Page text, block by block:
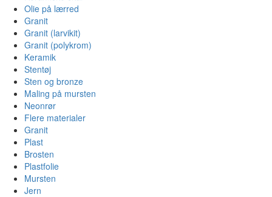
Olie på lærred
Granit
Granit (larvikit)
Granit (polykrom)
Keramik
Stentøj
Sten og bronze
Maling på mursten
Neonrør
Flere materialer
Granit
Plast
Brosten
Plastfolie
Mursten
Jern